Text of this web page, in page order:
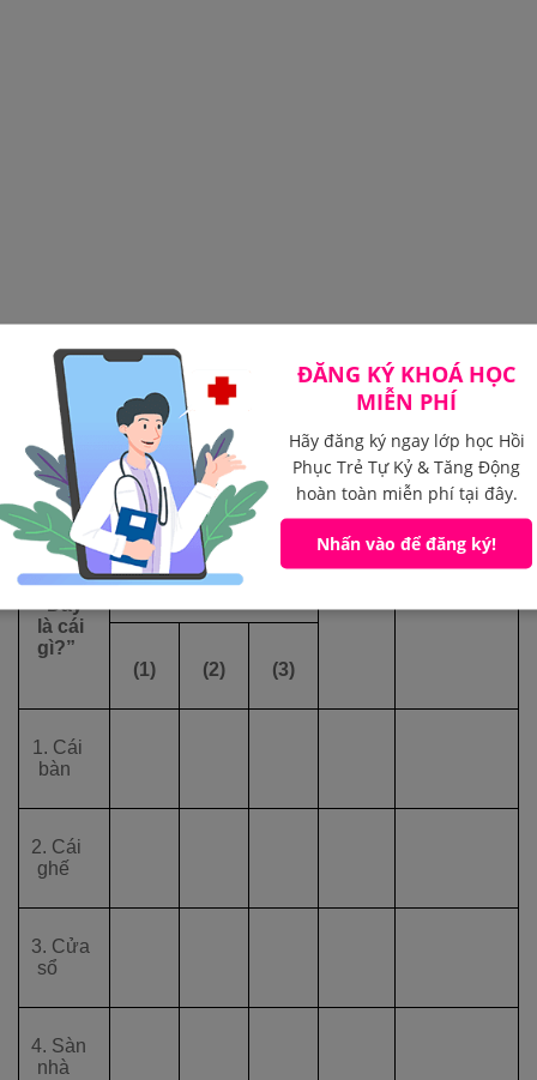
Chỉ dẫn Trẻ thực hiện
Ngà
ớng
dẫn
Ngày trẻ
tiếp thu
được
(1)
“Hãy
chỉ
vào.”
(2).
“Đây
là cái
gì?”
(1)
Tiến đến đồ vật
và chỉ vào đồ vật
đó.
(2)
Gọi tên đồ vật.
(1) (2) (3)
1. Cái
bàn
2. Cái
ghế
3. Cửa
sổ
4. Sàn
nhà
ĐĂNG KÝ KHOÁ HỌC
MIỄN PHÍ
Hãy đăng ký ngay lớp học Hồi
Phục Trẻ Tự Kỷ & Tăng Động
hoàn toàn miễn phí tại đây.
Nhấn vào để đăng ký!